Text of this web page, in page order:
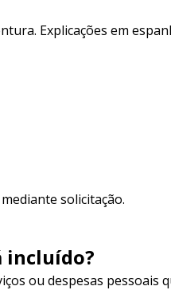
Explicações em
solicitação.
incluído?
ou despesas pessoais